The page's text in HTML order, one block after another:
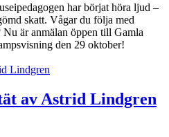
har börjat höra ljud –
skatt. Vågar du följa med
Nu är anmälan öppen till Gamla
den 29 oktober!
av Astrid Lindgren